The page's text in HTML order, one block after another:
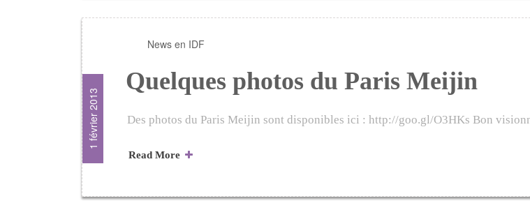
1 février 2013
News en IDF
Quelques photos du Paris Meijin
Des photos du Paris Meijin sont disponibles ici : http://goo.gl/O3HKs Bon
Read More